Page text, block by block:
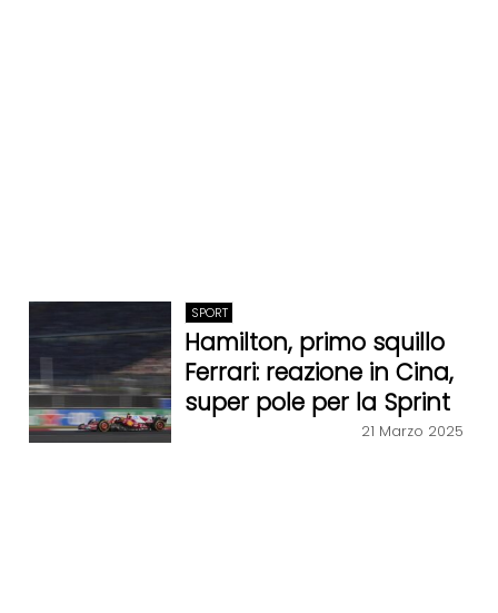
SPORT
Hamilton, primo squillo
Ferrari: reazione in Cina,
super pole per la Sprint
21 Marzo 2025